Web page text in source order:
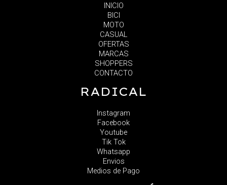
INICIO
BICI
MOTO
CASUAL
OFERTAS
MARCAS
SHOPPERS
CONTACTO
RADICAL
Instagram
Facebook
Youtube
Tik Tok
Whatsapp
Envios
Medios de Pago